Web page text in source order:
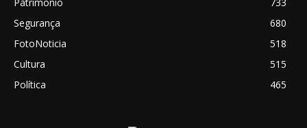
Segurança
680
FotoNoticia
518
Cultura
515
Política
465